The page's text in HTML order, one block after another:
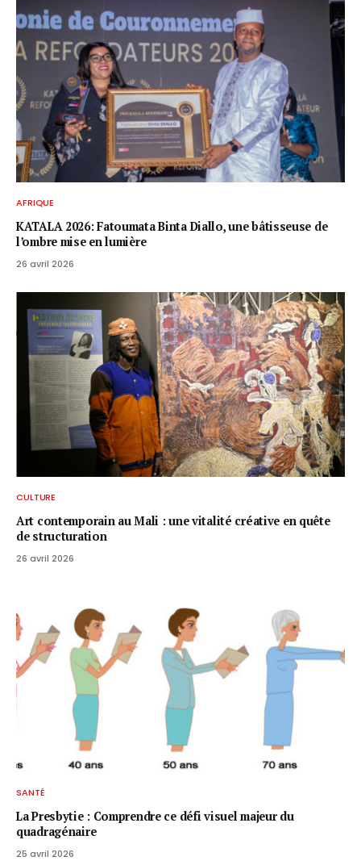
AFRIQUE
KATALA 2026: Fatoumata Binta Diallo, une bâtisseuse de
l’ombre mise en lumière
26 avril 2026
CULTURE
Art contemporain au Mali : une vitalité créative en quête
de structuration
26 avril 2026
SANTÉ
La Presbytie : Comprendre ce défi visuel majeur du
quadragénaire
25 avril 2026